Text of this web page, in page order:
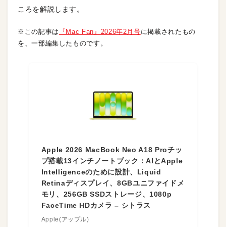
ころを解説します。
※この記事は 『Mac Fan』2026年2月号に掲載されたもの
を、一部編集したものです。
Apple 2026 MacBook Neo A18 Proチッ
プ搭載13インチノートブック：AIとApple
Intelligenceのために設計、Liquid
Retinaディスプレイ、8GBユニファイドメ
モリ、256GB SSDストレージ、1080p
FaceTime HDカメラ – シトラス
Apple(アップル)